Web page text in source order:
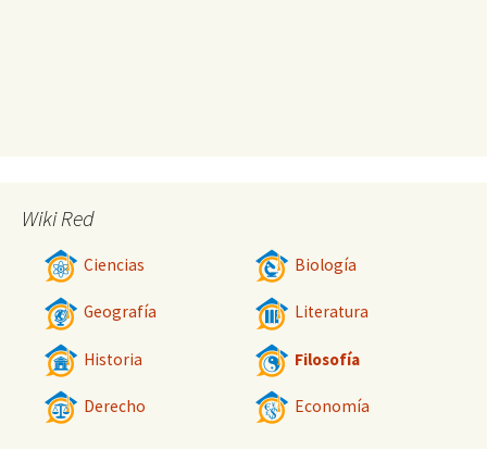
Wiki Red
Ciencias Biología
Geografía Literatura
Historia Filosofía
Derecho Economía